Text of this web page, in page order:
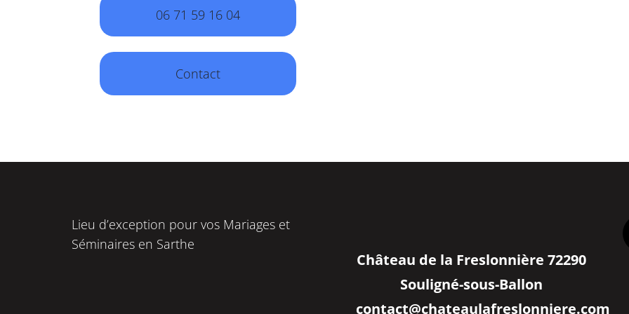
06 71 59 16 04
Contact
Lieu d’exception pour vos Mariages et
Séminaires en Sarthe
Château de la Freslonnière 72290
Souligné-sous-Ballon
contact@chateaulafreslonniere.com